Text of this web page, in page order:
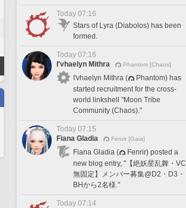
Today 07:16
Stars of Lyra (Diabolos) has been
formed.
Today 07:16
I'vhaelyn Mithra
Phantom [Chaos]
I'vhaelyn Mithra (
Phantom) has
started recruitment for the cross-
world linkshell "Moon Tribe
Community (Chaos)."
Today 07:15
Fiana Gladia
Fenrir [Gaia]
Fiana Gladia (
Fenrir) posted a
new blog entry, "【絶妖星乱舞・VC
無固定】メンバー募集@D2・D3・
BHから2名様."
Today 07:14